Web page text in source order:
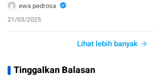
ewa pedrosa
21/03/2025
Lihat lebih banyak
Tinggalkan Balasan